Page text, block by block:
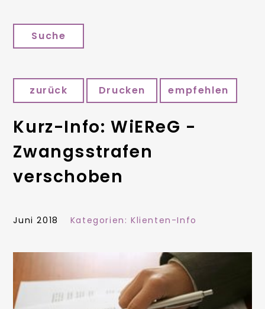
Suche
zurück Drucken empfehlen
Kurz-Info: WiEReG -
Zwangsstrafen
verschoben
Juni 2018 Kategorien: Klienten-Info